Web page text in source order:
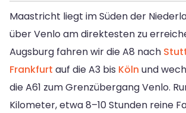
Maastricht liegt im Süden der
über Venlo am direktesten zu
Augsburg fahren wir die A8 nach
Frankfurt auf die A3 bis Köln und
die A61 zum Grenzübergang Venlo.
Kilometer, etwa 8–10 Stunden reine